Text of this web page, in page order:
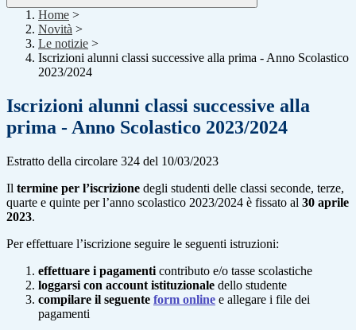
Home >
Novità >
Le notizie >
Iscrizioni alunni classi successive alla prima - Anno Scolastico
2023/2024
Iscrizioni alunni classi successive alla
prima - Anno Scolastico 2023/2024
Estratto della circolare 324 del 10/03/2023
Il termine per l’iscrizione degli studenti delle classi seconde, terze,
quarte e quinte per l’anno scolastico 2023/2024 è fissato al 30 aprile
2023.
Per effettuare l’iscrizione seguire le seguenti istruzioni:
effettuare i pagamenti contributo e/o tasse scolastiche
loggarsi con account istituzionale dello studente
compilare il seguente form online e allegare i file dei
pagamenti